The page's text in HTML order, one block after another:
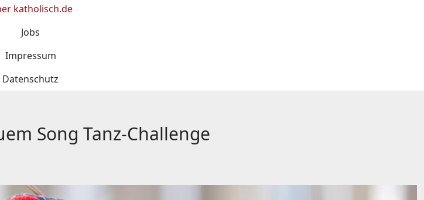
katholisch.de
Jobs
Impressum
Datenschutz
Song Tanz-Challenge